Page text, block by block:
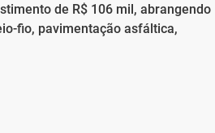
de R$ 106 mil, abrangendo
fio, pavimentação asfáltica,